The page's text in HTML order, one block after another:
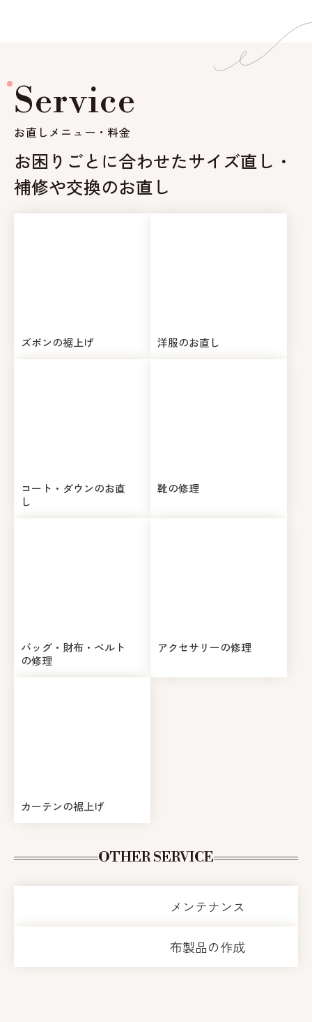
Service
お直しメニュー・料金
お困りごとに合わせたサイズ直し・
補修や交換のお直し
ズボンの裾上げ 洋服のお直し
コート・ダウンのお直
し
靴の修理
バッグ・財布・ベルト
の修理
アクセサリーの修理
カーテンの裾上げ
OTHER SERVICE
メンテナンス
布製品の作成